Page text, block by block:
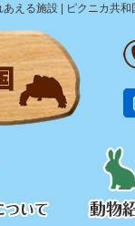
える施設 | ピクニカ共和